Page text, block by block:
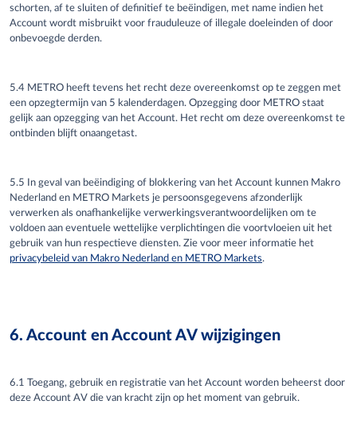
schorten, af te sluiten of definitief te beëindigen, met name indien het
Account wordt misbruikt voor frauduleuze of illegale doeleinden of door
onbevoegde derden.
5.4 METRO heeft tevens het recht deze overeenkomst op te zeggen met
een opzegtermijn van 5 kalenderdagen. Opzegging door METRO staat
gelijk aan opzegging van het Account. Het recht om deze overeenkomst te
ontbinden blijft onaangetast.
5.5 In geval van beëindiging of blokkering van het Account kunnen Makro
Nederland en METRO Markets je persoonsgegevens afzonderlijk
verwerken als onafhankelijke verwerkingsverantwoordelijken om te
voldoen aan eventuele wettelijke verplichtingen die voortvloeien uit het
gebruik van hun respectieve diensten. Zie voor meer informatie het
privacybeleid van Makro Nederland en METRO Markets.
6. Account en Account AV wijzigingen
6.1 Toegang, gebruik en registratie van het Account worden beheerst door
deze Account AV die van kracht zijn op het moment van gebruik.